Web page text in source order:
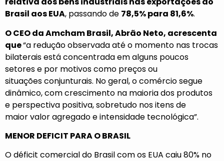
Brasil aos EUA, passando de 78,5% para 81,6%.
O CEO da Amcham Brasil, Abrão Neto, acrescenta
que“a redução observada até o momento nas trocas
bilaterais está concentrada em alguns poucos
setores e por motivos como preços ou
situações conjunturais. No geral, o comércio segue
dinâmico, com crescimento na maioria dos produtos
e perspectiva positiva, sobretudo nos itens de
maior valor agregado e intensidade tecnológica”.
MENOR DEFICIT PARA O BRASIL
O déficit comercial do Brasil com os EUA caiu 80% no